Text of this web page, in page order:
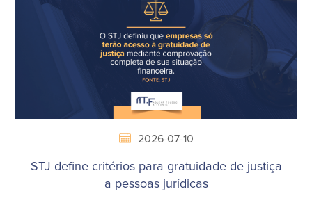
2026-07-10
STJ define critérios para gratuidade de justiça
a pessoas jurídicas